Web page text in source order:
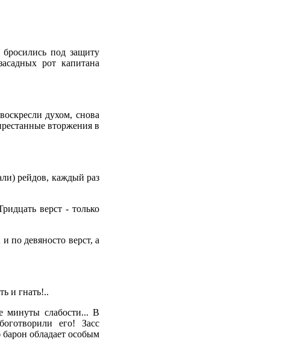
под защиту
рот капитана
духом, снова
вторжения в
рейдов, каждый раз
верст - только
по девяносто верст, а
и гнать!..
слабости... В
его! Засс
обладает особым